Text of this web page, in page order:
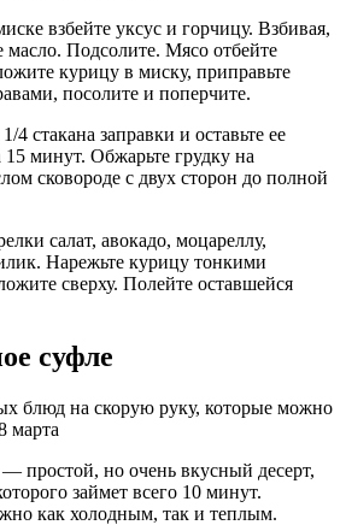
взбейте уксус и горчицу. Взбивая,
масло. Подсолите. Мясо отбейте
курицу в миску, приправьте
посолите и поперчите.
4 стакана заправки и оставьте ее
15 минут. Обжарьте грудку на
сковороде с двух сторон до полной
салат, авокадо, моцареллу,
Нарежьте курицу тонкими
сверху. Полейте оставшейся
суфле
простой, но очень вкусный десерт,
займет всего 10 минут.
как холодным, так и теплым.